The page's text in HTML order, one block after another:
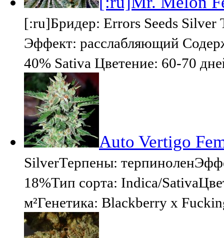
[:ru]Бридер: Errors Seeds
Эффект: расслабляющий
40% Sativa Цветение: 60-70
Auto Vertigo
SilverТерпены:
18%Тип сорта: Indica/
м²Генетика: Blackberry x